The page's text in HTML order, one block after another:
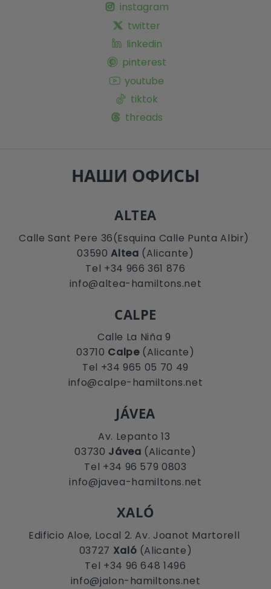
instagram
twitter
linkedin
pinterest
youtube
tiktok
threads
НАШИ ОФИСЫ
ALTEA
Calle Sant Pere 36(Esquina Calle Punta Albir)
03590Altea (Alicante)
Tel +34 966 361 876
info@altea-hamiltons.net
CALPE
Calle La Niña 9
03710 Calpe(Alicante)
Tel +34 965 05 70 49
info@calpe-hamiltons.net
JÁVEA
Av. Lepanto 13
03730 Jávea (Alicante)
Tel +34 96 579 0803
info@javea-hamiltons.net
XALÓ
Edificio Aloe, Local 2. Av. Joanot Martorell
03727 Xaló (Alicante)
Tel +34 96 648 1496
info@jalon-hamiltons.net